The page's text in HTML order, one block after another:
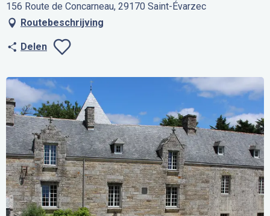
156 Route de Concarneau, 29170 Saint-Évarzec
Routebeschrijving
Delen